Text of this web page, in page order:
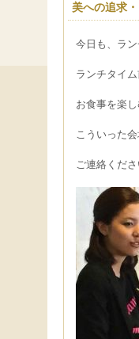
美への追求・
今日も、ラ
ランチタイ
お食事を楽し
こういった
ご連絡くださ